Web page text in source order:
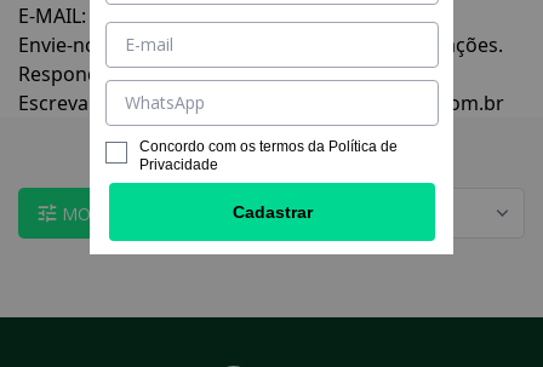
E-MAIL:
Envie-nos um e-mail com suas dúvidas e solicitações.
Responderemos o seu e-mail o quanto antes.
Escreva para:centraldeatendimento@sualoja.com.br
Página inicial| Central de Atendimento
MOSTRAR FILTROS
Concordo com os termos da Política de
Privacidade
Cadastrar